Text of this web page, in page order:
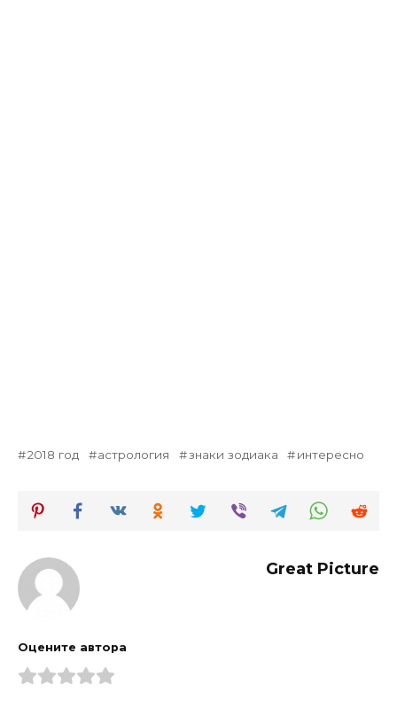
2018 год астрология знаки зодиака интересно
Great Picture
Оцените автора